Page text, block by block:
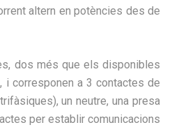
altern en potències des de
dos més que els disponibles
i corresponen a 3 contactes de
un neutre, una presa
per establir comunicacions